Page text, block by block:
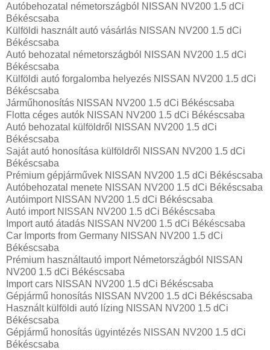
Autóbehozatal németországból NISSAN NV200 1.5 dCi
Békéscsaba
Külföldi használt autó vásárlás NISSAN NV200 1.5 dCi
Békéscsaba
Autó behozatal németországból NISSAN NV200 1.5 dCi
Békéscsaba
Külföldi autó forgalomba helyezés NISSAN NV200 1.5 dCi
Békéscsaba
Járműhonosítás NISSAN NV200 1.5 dCi Békéscsaba
Flotta céges autók NISSAN NV200 1.5 dCi Békéscsaba
Autó behozatal külföldről NISSAN NV200 1.5 dCi
Békéscsaba
Saját autó honosítása külföldről NISSAN NV200 1.5 dCi
Békéscsaba
Prémium gépjárművek NISSAN NV200 1.5 dCi Békéscsaba
Autóbehozatal menete NISSAN NV200 1.5 dCi Békéscsaba
Autóimport NISSAN NV200 1.5 dCi Békéscsaba
Autó import NISSAN NV200 1.5 dCi Békéscsaba
Import autó átadás NISSAN NV200 1.5 dCi Békéscsaba
Car Imports from Germany NISSAN NV200 1.5 dCi
Békéscsaba
Prémium használtautó import Németországból NISSAN
NV200 1.5 dCi Békéscsaba
Import cars NISSAN NV200 1.5 dCi Békéscsaba
Gépjármű honosítás NISSAN NV200 1.5 dCi Békéscsaba
Használt külföldi autó lízing NISSAN NV200 1.5 dCi
Békéscsaba
Gépjármű honosítás ügyintézés NISSAN NV200 1.5 dCi
Békéscsaba